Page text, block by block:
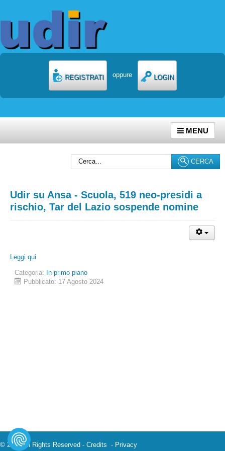
REGISTRATI oppure LOGIN
MENU
CERCA
Udir su Ansa - Scuola, 519 neo-presidi a
rischio, Tar del Lazio sospende nomine
Leggi qui
Categoria: In primo piano
Pubblicato: 17 Agosto 2024
© 2023 All Rights Reserved - Credits - Privacy